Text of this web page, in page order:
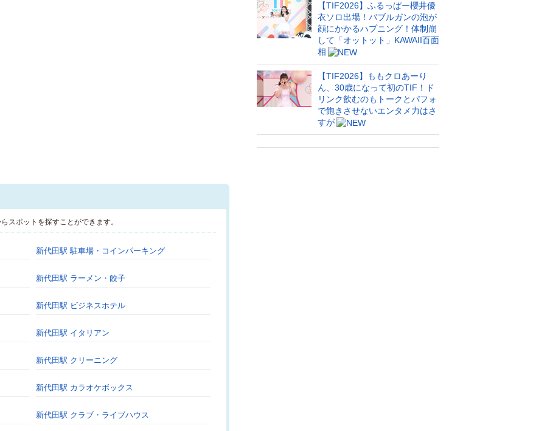
スポットを探すことができます。
新代田駅 駐車場・コインパーキング
新代田駅 ラーメン・餃子
新代田駅 ビジネスホテル
新代田駅 イタリアン
新代田駅 クリーニング
新代田駅 カラオケボックス
新代田駅 クラブ・ライブハウス
【TIF2026】ふるっぱー櫻井優
衣ソロ出場！バブルガンの泡が
顔にかかるハプニング！体制崩
して「オットット」KAWAII百面
相
【TIF2026】ももクロあーり
ん、30歳になって初のTIF！ド
リンク飲むのもトークとパフォ
で飽きさせないエンタメ力はさ
すが